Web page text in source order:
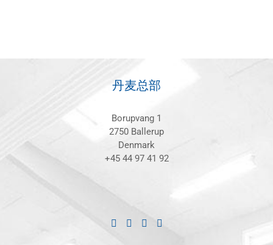
丹麦总部
Borupvang 1
2750 Ballerup
Denmark
+45 44 97 41 92